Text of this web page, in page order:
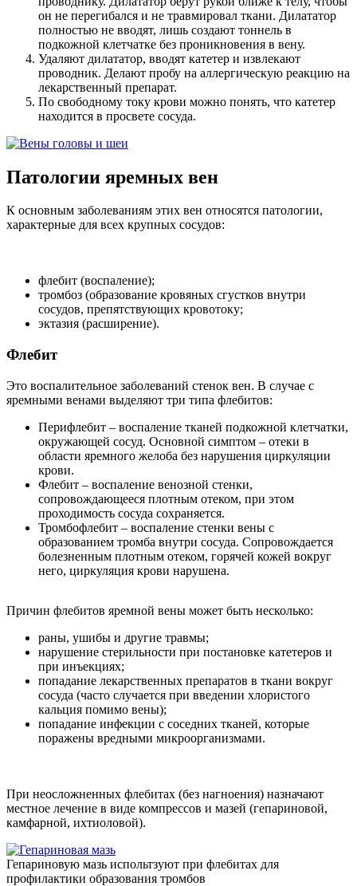
он не перегибался и не травмировал ткани. Дилататор
полностью не вводят, лишь создают тоннель в
подкожной клетчатке без проникновения в вену.
Удаляют дилататор, вводят катетер и извлекают
проводник. Делают пробу на аллергическую реакцию на
лекарственный препарат.
По свободному току крови можно понять, что катетер
находится в просвете сосуда.
Патологии яремных вен
К основным заболеваниям этих вен относятся патологии,
характерные для всех крупных сосудов:
флебит (воспаление);
тромбоз (образование кровяных сгустков внутри
сосудов, препятствующих кровотоку;
эктазия (расширение).
Флебит
Это воспалительное заболеваний стенок вен. В случае с
яремными венами выделяют три типа флебитов:
Перифлебит – воспаление тканей подкожной клетчатки,
окружающей сосуд. Основной симптом – отеки в
области яремного желоба без нарушения циркуляции
крови.
Флебит – воспаление венозной стенки,
сопровождающееся плотным отеком, при этом
проходимость сосуда сохраняется.
Тромбофлебит – воспаление стенки вены с
образованием тромба внутри сосуда. Сопровождается
болезненным плотным отеком, горячей кожей вокруг
него, циркуляция крови нарушена.
Причин флебитов яремной вены может быть несколько:
раны, ушибы и другие травмы;
нарушение стерильности при постановке катетеров и
при инъекциях;
попадание лекарственных препаратов в ткани вокруг
сосуда (часто случается при введении хлористого
кальция помимо вены);
попадание инфекции с соседних тканей, которые
поражены вредными микроорганизмами.
При неосложненных флебитах (без нагноения) назначают
местное лечение в виде компрессов и мазей (гепариновой,
камфарной, ихтиоловой).
Гепариновую мазь испольтзуют при флебитах для
профилактики образования тромбов